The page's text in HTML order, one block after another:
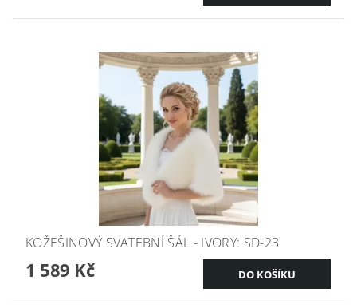
KOŽEŠINOVÝ SVATEBNÍ ŠÁL - IVORY: SD-23
1 589 Kč